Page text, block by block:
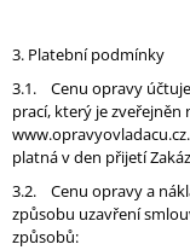
3. Platební podmínky
3.1. Cenu opravy
prací, který je
platná v den přijetí
3.2. Cenu opravy a
způsobu uzavření
způsobů: